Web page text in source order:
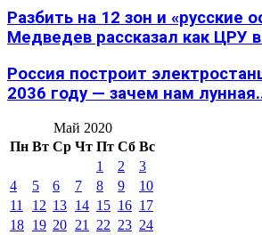
Разбить на 12 зон и «русские
Медведев рассказал как ЦРУ
Россия построит
2036 году — зачем нам
Май 2020
Пн Вт Ср Чт Пт Сб Вс
1
2
3
4
5 6 7 8 9
10
11
12 13 14 15 16 17
18 19 20 21 22 23 24